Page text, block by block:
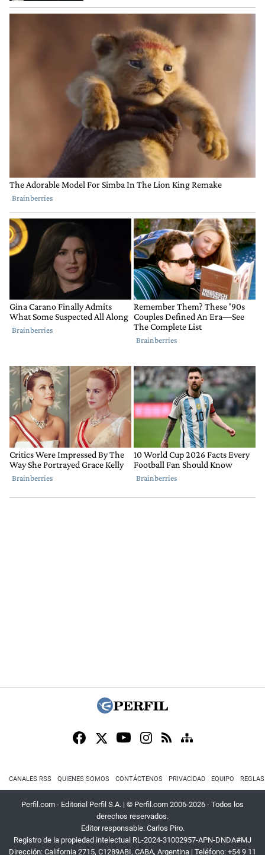
CANALES RSS QUIENES SOMOS CONTÁCTENOS PRIVACIDAD EQUIPO
Perfil.com - Editorial Perfil S.A. | © Perfil.com 2006-2026 - Todos los
derechos reservados.
Editor responsable: Carlos Piro.
Registro de la propiedad intelectual RL-2024-31002957-APN-DNDA#MJ
Dirección: California 2715, C1289ABI, CABA, Argentina | Teléfono: +54 9 11